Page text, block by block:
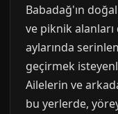
Babadağ'ın
ve piknik
aylarında
geçirmek
Ailelerin ve
bu yerlerde,